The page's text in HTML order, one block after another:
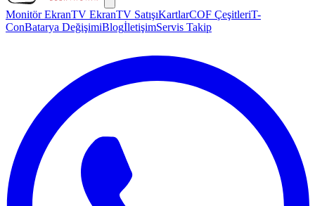
Monitör EkranTV EkranTV SatışıKartlarCOF ÇeşitleriT-
ConBatarya DeğişimiBlogİletişimServis Takip